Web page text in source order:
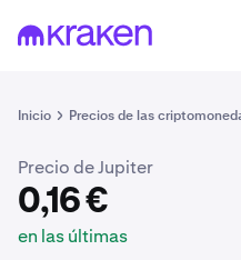
Inicio Precios de las
0,16 €
Precio de Jupiter
0,16 €
en las últimas